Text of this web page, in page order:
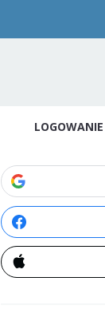
LOGOWANIE